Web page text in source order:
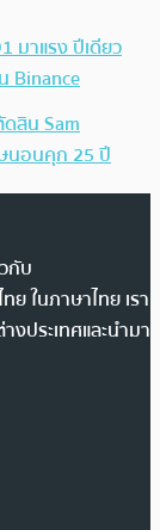
มาแรง ปีเดียว
Binance
สิน Sam
นอนคุก 25 ปี
กับ
ย ในภาษาไทย เรา
ประเทศและนำมา